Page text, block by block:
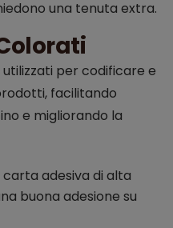
una tenuta extra.
per codificare e
facilitando
e migliorando la
carta adesiva di alta
buona adesione su